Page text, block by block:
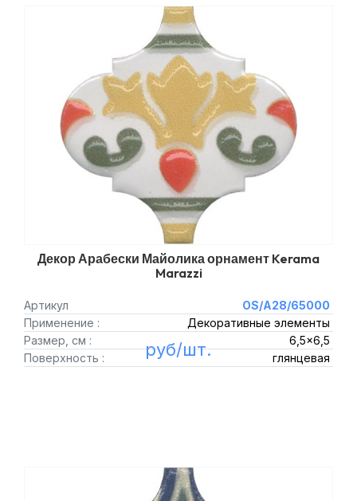
Декор Арабески Майолика орнамент Kerama
Marazzi
Артикул
OS/A28/65000
Применение :
Декоративные элементы
Размер, см :
6,5x6,5
Поверхность :
глянцевая
руб/шт.